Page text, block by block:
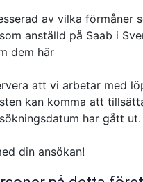
av vilka förmåner
anställd på Saab i
dem här
att vi arbetar med
kan komma att
har gått ut.
din ansökan!